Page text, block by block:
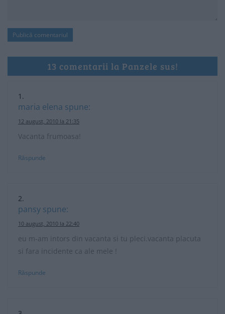
13 comentarii la Panzele sus!
maria elena spune:
12 august, 2010 la 21:35
Vacanta frumoasa!
Răspunde
pansy spune:
10 august, 2010 la 22:40
eu m-am intors din vacanta si tu pleci.vacanta placuta
si fara incidente ca ale mele !
Răspunde